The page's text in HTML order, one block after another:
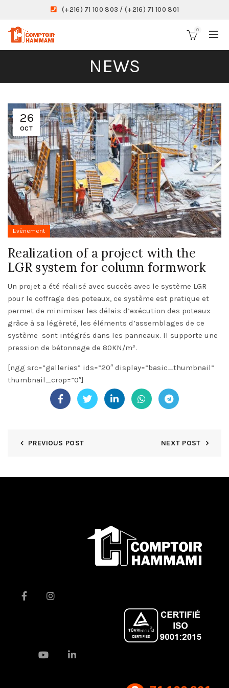
(+216) 71 100 803 / (+216) 71 100 801
0
NEWS
26
OCT
Evènement
Realization of a project with the
LGR system for column formwork
Un projet a été réalisé avec succès avec le système LGR
pour le coffrage des poteaux, ce système est pratique et
permet de minimiser les délais d’exécution des poteaux
grâce à sa légèreté, les éléments d’assemblages de ce
système sont intégrés dans les panneaux. Il supporte une
pression de bétonnage de 80KN/m².
[ngg src=”galleries” ids=”20″ display=”basic_thumbnail”
thumbnail_crop=”0″]
PREVIOUS POST NEXT POST